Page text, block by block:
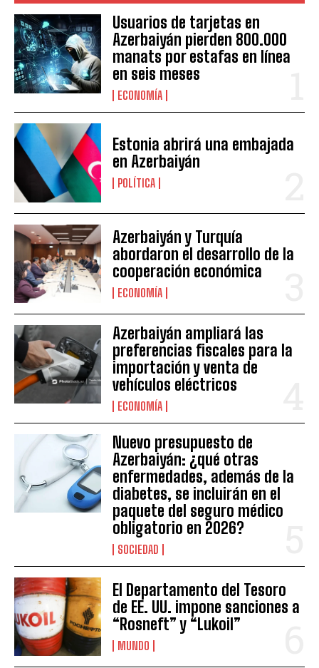
Usuarios de tarjetas en
Azerbaiyán pierden 800.000
manats por estafas en línea
en seis meses
ECONOMÍA
Estonia abrirá una embajada
en Azerbaiyán
POLÍTICA
Azerbaiyán y Turquía
abordaron el desarrollo de la
cooperación económica
ECONOMÍA
Azerbaiyán ampliará las
preferencias fiscales para la
importación y venta de
vehículos eléctricos
ECONOMÍA
Nuevo presupuesto de
Azerbaiyán: ¿qué otras
enfermedades, además de la
diabetes, se incluirán en el
paquete del seguro médico
obligatorio en 2026?
SOCIEDAD
El Departamento del Tesoro
de EE. UU. impone sanciones a
“Rosneft” y “Lukoil”
MUNDO